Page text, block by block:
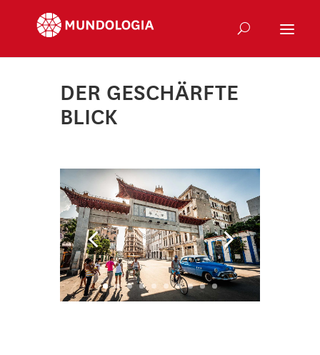
DER GESCHÄRFTE
BLICK